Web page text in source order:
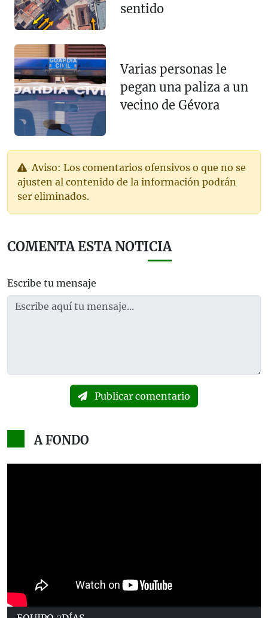
sentido
Varias personas le
pegan una paliza a un
vecino de Gévora
Aviso: Los comentarios ofensivos o que no se
ajusten al contenido de la información podrán
ser eliminados.
COMENTA ESTA NOTICIA
Escribe tu mensaje
Publicar comentario
A FONDO